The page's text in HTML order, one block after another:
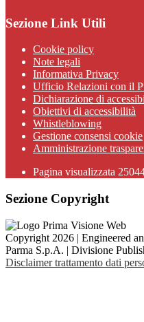
Sezione Link Utili
Cookie policy
Note legali
Informativa Privacy
Ufficio Relazioni con il
Dichiarazione di
Obiettivi di accessibilità
Whistleblowing
Gestione consensi cookie
Amministrazione
Pagina visualizzata
Sezione Copyright
Copyright 2026 | Engineered
Parma S.p.A. | Divisione
Disclaimer trattamento dati